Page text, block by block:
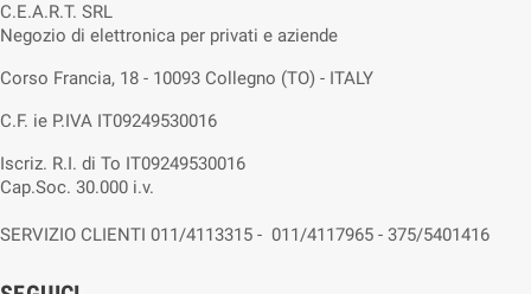
C.E.A.R.T. SRL
Negozio di elettronica per privati e aziende
Corso Francia, 18 - 10093 Collegno (TO) - ITALY
C.F. ie P.IVA IT09249530016
Iscriz. R.I. di To IT09249530016
Cap.Soc. 30.000 i.v.
SERVIZIO CLIENTI 011/4113315 - 011/4117965 - 375/5401416